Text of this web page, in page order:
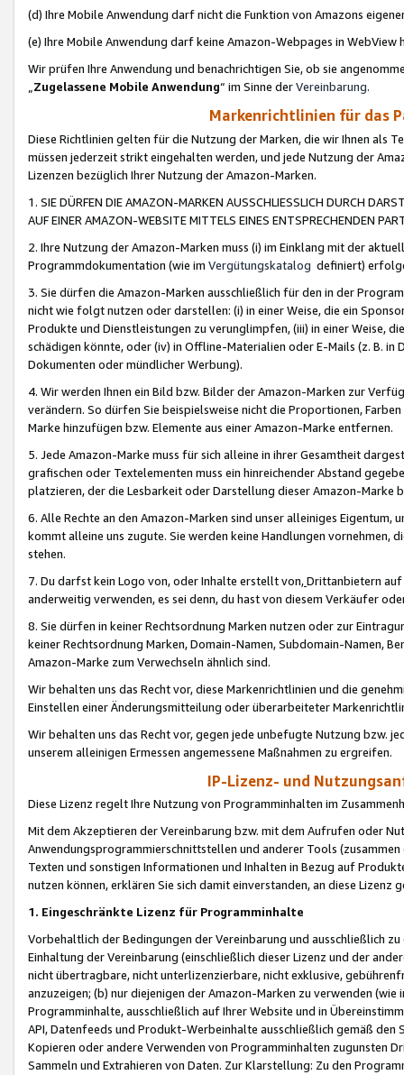
(d) Ihre Mobile Anwendung darf nicht die Funktion von Amazons
(e) Ihre Mobile Anwendung darf keine Amazon-Webpages in WebView
Wir prüfen Ihre Anwendung und benachrichtigen Sie, ob sie
„Zugelassene Mobile Anwendung“ im Sinne derVereinbarung.
Markenrichtlinien für das
Diese Richtlinien gelten für die Nutzung der Marken, die wir Ihnen als
müssen jederzeit strikt eingehalten werden, und jede Nutzung der
Lizenzen bezüglich Ihrer Nutzung der Amazon-Marken.
1. SIE DÜRFEN DIE AMAZON-MARKEN AUSSCHLIESSLICH DURCH
AUF EINER AMAZON-WEBSITE MITTELS EINES ENTSPRECHENDEN
2. Ihre Nutzung der Amazon-Marken muss (i) im Einklang mit der
Programmdokumentation (wie im Vergütungskatalog definiert)
3. Sie dürfen die Amazon-Marken ausschließlich für den in der
nicht wie folgt nutzen oder darstellen: (i) in einer Weise, die ein
Produkte und Dienstleistungen zu verunglimpfen, (iii) in einer Weise,
schädigen könnte, oder (iv) in Offline-Materialien oder E-Mails (z. B. in
Dokumenten oder mündlicher Werbung).
4. Wir werden Ihnen ein Bild bzw. Bilder der Amazon-Marken zur
verändern. So dürfen Sie beispielsweise nicht die Proportionen,
Marke hinzufügen bzw. Elemente aus einer Amazon-Marke entfernen.
5. Jede Amazon-Marke muss für sich alleine in ihrer Gesamtheit
grafischen oder Textelementen muss ein hinreichender Abstand
platzieren, der die Lesbarkeit oder Darstellung dieser Amazon-Marke
6. Alle Rechte an den Amazon-Marken sind unser alleiniges
kommt alleine uns zugute. Sie werden keine Handlungen vornehmen,
stehen.
7. Du darfst kein Logo von, oder Inhalte erstellt von,Drittanbietern auf
anderweitig verwenden, es sei denn, du hast von diesem Verkäufer
8. Sie dürfen in keiner Rechtsordnung Marken nutzen oder zur
keiner Rechtsordnung Marken, Domain-Namen, Subdomain-Namen,
Amazon-Marke zum Verwechseln ähnlich sind.
Wir behalten uns das Recht vor, diese Markenrichtlinien und die
Einstellen einer Änderungsmitteilung oder überarbeiteter
Wir behalten uns das Recht vor, gegen jede unbefugte Nutzung bzw.
unserem alleinigen Ermessen angemessene Maßnahmen zu ergreifen.
IP-Lizenz- und
Diese Lizenz regelt Ihre Nutzung von Programminhalten im
Mit dem Akzeptieren der Vereinbarung bzw. mit dem Aufrufen oder
Anwendungsprogrammierschnittstellen und anderer Tools (zusammen
Texten und sonstigen Informationen und Inhalten in Bezug auf
nutzen können, erklären Sie sich damit einverstanden, an diese Lizenz
1. Eingeschränkte Lizenz für Programminhalte
Vorbehaltlich der Bedingungen der Vereinbarung und ausschließlich
Einhaltung der Vereinbarung (einschließlich dieser Lizenz und der
nicht übertragbare, nicht unterlizenzierbare, nicht exklusive,
anzuzeigen; (b) nur diejenigen der Amazon-Marken zu verwenden
Programminhalte, ausschließlich auf Ihrer Website und in
API, Datenfeeds und Produkt-Werbeinhalte ausschließlich gemäß
Kopieren oder andere Verwenden von Programminhalten zugunsten
Sammeln und Extrahieren von Daten. Zur Klarstellung: Zu den